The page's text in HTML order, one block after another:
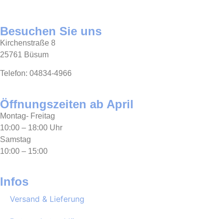
Besuchen Sie uns
Kirchenstraße 8
25761 Büsum
Telefon: 04834-4966
Öffnungszeiten ab April
Montag- Freitag
10:00 – 18:00 Uhr
Samstag
10:00 – 15:00
Infos
Versand & Lieferung